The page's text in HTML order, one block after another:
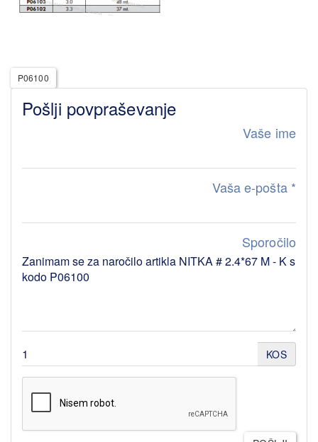
P06100
Pošlji povpraševanje
Vaše ime
Vaša e-pošta *
Sporočilo
KOS